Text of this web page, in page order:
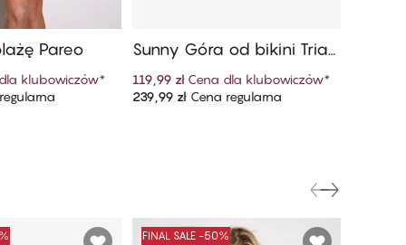
koszyka
Pareo
klubowiczów*
Dodaj do koszyka
Sunny Góra od bikini Trian
119,99 zł Cena dla klubowiczów*
239,99 złCena regularna
FINAL SALE -50%